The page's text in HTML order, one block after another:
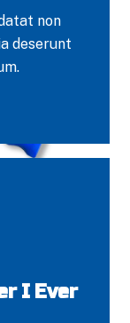
non
deserunt
I Ever